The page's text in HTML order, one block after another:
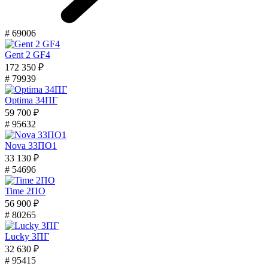
# 69006
Gent 2 GF4
172 350 ₽
# 79939
Optima 34ПГ
59 700 ₽
# 95632
Nova 33ПО1
33 130 ₽
# 54696
Time 2ПО
56 900 ₽
# 80265
Lucky 3ПГ
32 630 ₽
# 95415